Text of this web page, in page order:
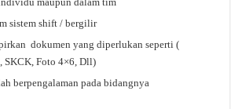
sistem shift / bergilir
dokumen yang diperlukan seperti (
SKCK, Foto 4×6, Dll)
berpengalaman pada bidangnya